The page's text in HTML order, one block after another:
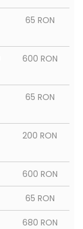
65 RON
600 RON
65 RON
200 RON
600 RON
65 RON
680 RON